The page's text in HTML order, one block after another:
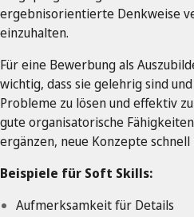
ergebnisorientierte Denkweise
einzuhalten.
Für eine Bewerbung als
wichtig, dass sie gelehrig sind
Probleme zu lösen und effektiv
gute organisatorische
ergänzen, neue Konzepte schnell
Beispiele für Soft Skills:
Aufmerksamkeit für Details